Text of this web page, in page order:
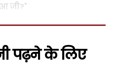
जी?"
पढ़ने के लिए